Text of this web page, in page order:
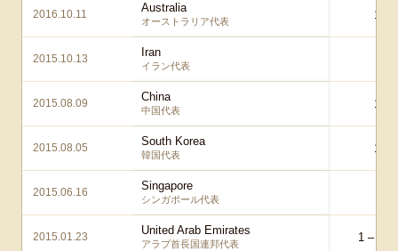
2016.10.11 Australia
オーストラリア代表 1 –
2015.10.13 Iran
イラン代表
2015.08.09 China
中国代表 1 –
2015.08.05 South Korea
韓国代表 1 –
2015.06.16 Singapore
シンガポール代表
2015.01.23 United Arab Emirates
アラブ首長国連邦代表 1 – 1